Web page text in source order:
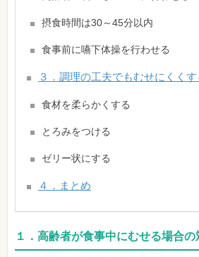
摂食時間は30～45分以内
食事前に嚥下体操を行わせる
３．調理の工夫でもむせにくく
食材を柔らかくする
とろみをつける
ゼリー状にする
４．まとめ
１．高齢者が食事中にむせる場合の